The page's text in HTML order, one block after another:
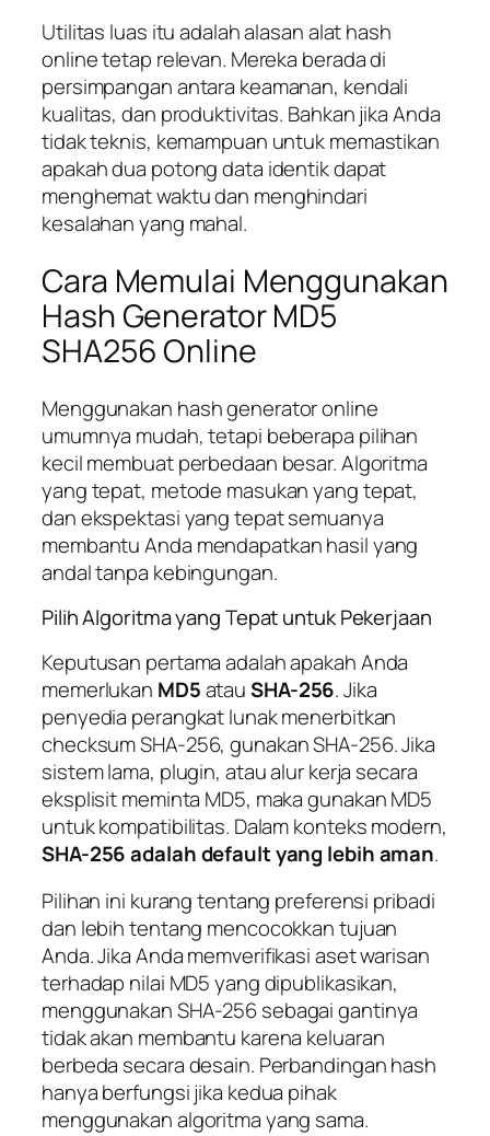
Utilitas luas itu adalah alasan alat hash
online tetap relevan. Mereka berada di
persimpangan antara keamanan, kendali
kualitas, dan produktivitas. Bahkan jika Anda
tidak teknis, kemampuan untuk memastikan
apakah dua potong data identik dapat
menghemat waktu dan menghindari
kesalahan yang mahal.
Cara Memulai Menggunakan
Hash Generator MD5
SHA256 Online
Menggunakan hash generator online
umumnya mudah, tetapi beberapa pilihan
kecil membuat perbedaan besar. Algoritma
yang tepat, metode masukan yang tepat,
dan ekspektasi yang tepat semuanya
membantu Anda mendapatkan hasil yang
andal tanpa kebingungan.
Pilih Algoritma yang Tepat untuk Pekerjaan
Keputusan pertama adalah apakah Anda
memerlukan MD5atauSHA-256. Jika
penyedia perangkat lunak menerbitkan
checksum SHA-256, gunakan SHA-256. Jika
sistem lama, plugin, atau alur kerja secara
eksplisit meminta MD5, maka gunakan MD5
untuk kompatibilitas. Dalam konteks modern,
SHA-256 adalah default yang lebih aman.
Pilihan ini kurang tentang preferensi pribadi
dan lebih tentang mencocokkan tujuan
Anda. Jika Anda memverifikasi aset warisan
terhadap nilai MD5 yang dipublikasikan,
menggunakan SHA-256 sebagai gantinya
tidak akan membantu karena keluaran
berbeda secara desain. Perbandingan hash
hanya berfungsi jika kedua pihak
menggunakan algoritma yang sama.